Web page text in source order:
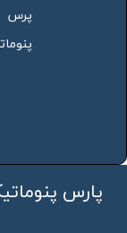
پرس
پارس